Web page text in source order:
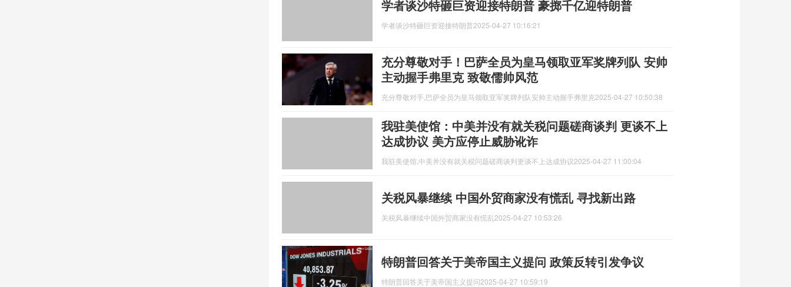
学者谈沙特砸巨资迎接特朗普 豪掷千亿迎特朗普
学者谈沙特砸巨资迎接特朗普2025-04-27 10:16:21
充分尊敬对手！巴萨全员为皇马领取亚军奖牌列队 安帅
主动握手弗里克 致敬儒帅风范
充分尊敬对手,巴萨全员为皇马领取亚军奖牌列队安帅主动握手弗里克2025-04-27 10:50:38
我驻美使馆：中美并没有就关税问题磋商谈判 更谈不上
达成协议 美方应停止威胁讹诈
我驻美使馆,中美并没有就关税问题磋商谈判更谈不上达成协议2025-04-27 11:00:04
关税风暴继续 中国外贸商家没有慌乱 寻找新出路
关税风暴继续中国外贸商家没有慌乱 2025-04-27 10:53:26
特朗普回答关于美帝国主义提问 政策反转引发争议
特朗普回答关于美帝国主义提问2025-04-27 10:59:19